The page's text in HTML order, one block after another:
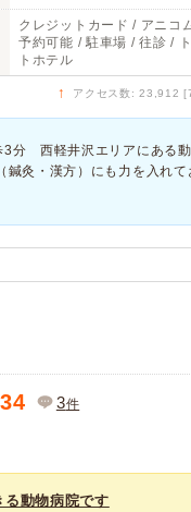
クレジットカード / アニコ
予約可能 / 駐車場 / 往診 /
トホテル
↑ アクセス数: 23,912
3分 西軽井沢エリアにある
灸・漢方）にも力を入れて
3件
る動物病院です